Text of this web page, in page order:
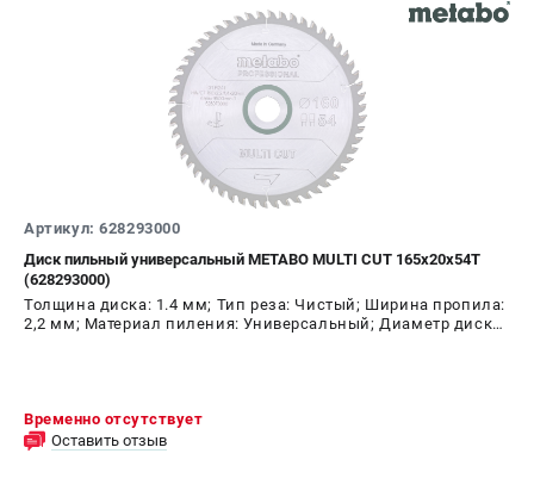
Артикул: 628293000
Диск пильный универсальный METABO MULTI CUT 165х20х54T
(628293000)
Толщина диска: 1.4 мм; Тип реза: Чистый; Ширина пропила:
2,2 мм; Материал пиления: Универсальный; Диаметр диска:
Временно отсутствует
Оставить отзыв